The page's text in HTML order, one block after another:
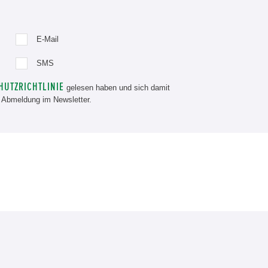
E-Mail
SMS
gelesen haben und sich damit
im Newsletter.